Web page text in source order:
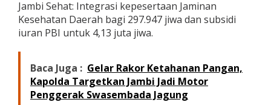
Jambi Sehat: Integrasi kepesertaan Jaminan
Kesehatan Daerah bagi 297.947 jiwa dan subsidi
iuran PBI untuk 4,13 juta jiwa.
Baca Juga : Gelar Rakor Ketahanan Pangan,
Kapolda Targetkan Jambi Jadi Motor
Penggerak Swasembada Jagung